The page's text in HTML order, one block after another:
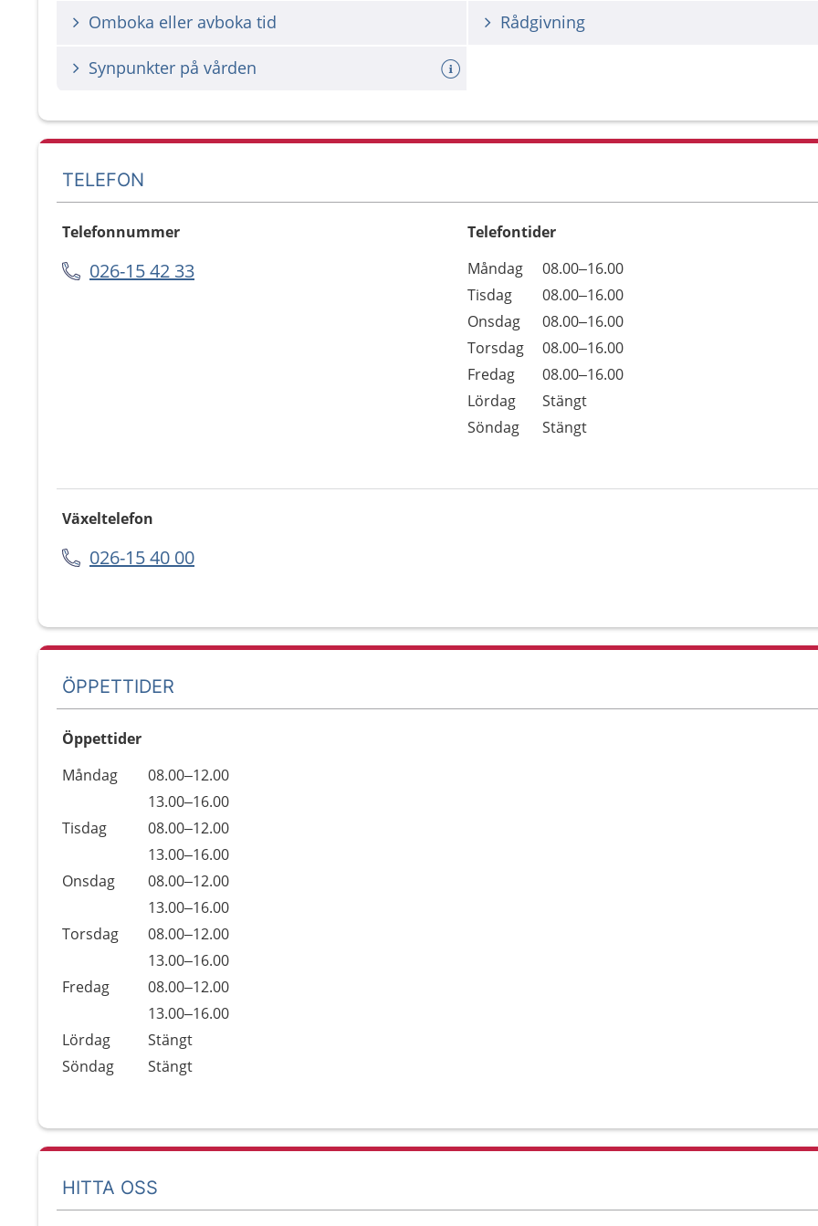
Omboka eller avboka tid Rådgivning
Synpunkter på vården
TELEFON
Telefonnummer
026-15 42 33
Telefontider
Dag
Öppettider
Kommentarer
Måndag
08.00–16.00
Tisdag
08.00–16.00
Onsdag
08.00–16.00
Torsdag
08.00–16.00
Fredag
08.00–16.00
Lördag
Stängt
Söndag
Stängt
Växeltelefon
026-15 40 00
ÖPPETTIDER
Öppettider
Dag
Öppettider
Kommentarer
Måndag
08.00–12.00
13.00–16.00
Tisdag
08.00–12.00
13.00–16.00
Onsdag
08.00–12.00
13.00–16.00
Torsdag
08.00–12.00
13.00–16.00
Fredag
08.00–12.00
13.00–16.00
Lördag
Stängt
Söndag
Stängt
HITTA OSS